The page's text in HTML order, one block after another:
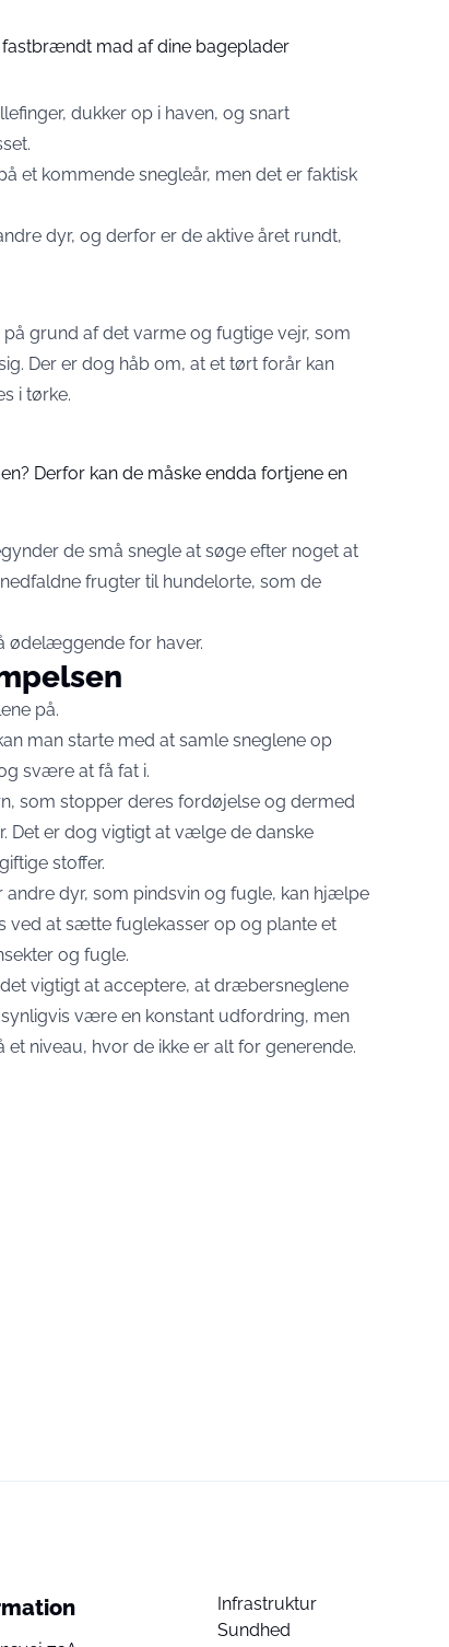
fastbrændt mad af dine bageplader
dukker op i haven, og snart
et kommende snegleår, men det er faktisk
dyr, og derfor er de aktive året rundt,
grund af det varme og fugtige vejr, som
Der er dog håb om, at et tørt forår kan
i tørke.
Derfor kan de måske endda fortjene en
de små snegle at søge efter noget at
frugter til hundelorte, som de
ødelæggende for haver.
på.
man starte med at samle sneglene op
svære at få fat i.
som stopper deres fordøjelse og dermed
Det er dog vigtigt at vælge de danske
stoffer.
andre dyr, som pindsvin og fugle, kan hjælpe
ved at sætte fuglekasser op og plante et
og fugle.
vigtigt at acceptere, at dræbersneglene
være en konstant udfordring, men
niveau, hvor de ikke er alt for generende.
Infrastruktur
Sundhed